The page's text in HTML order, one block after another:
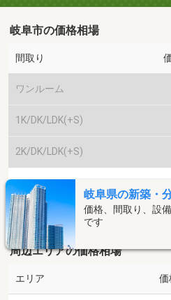
岐阜市の価格相場
間取り
ワンルーム
1K/DK/LDK(+S)
2K/DK/LDK(+S)
3K/DK/LDK(+S)
4K/DK/LDK(+S)
周辺エリアの価格相場
エリア 価
岐阜県の新築・
価格、間取り、設
です